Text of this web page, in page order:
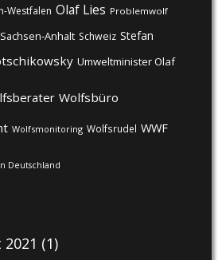
Westfalen Olaf Lies Problemwolf
Sachsen-Anhalt Schweiz Stefan
Umweltminister Olaf
Wolfsbüro
Wolfsmonitoring Wolfsrudel WWF
Deutschland
(1)